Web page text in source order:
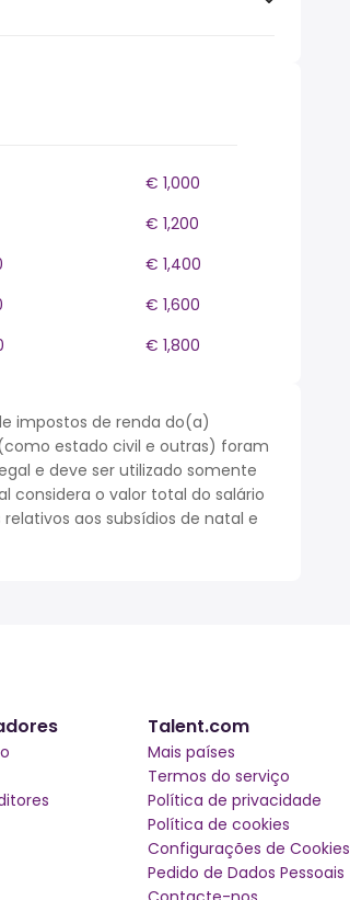
€ 1,000
€ 1,200
€ 1,400
€ 1,600
€ 1,800
impostos de renda do(a)
estado civil e outras) foram
e deve ser utilizado somente
considera o valor total do salário
aos subsídios de natal e
Talent.com
Mais países
Termos do serviço
Política de privacidade
Política de cookies
Configurações de Cookies
Pedido de Dados Pessoais